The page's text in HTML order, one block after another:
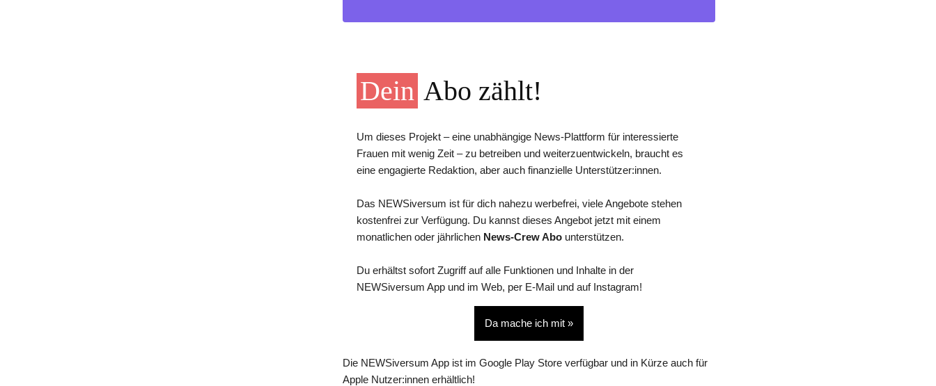
Dein Abo zählt!
Um dieses Projekt – eine unabhängige News-Plattform für interessierte
Frauen mit wenig Zeit – zu betreiben und weiterzuentwickeln, braucht es
eine engagierte Redaktion, aber auch finanzielle Unterstützer:innen.
Das NEWSiversum ist für dich nahezu werbefrei, viele Angebote stehen
kostenfrei zur Verfügung. Du kannst dieses Angebot jetzt mit einem
monatlichen oder jährlichen News-Crew Abo unterstützen.
Du erhältst sofort Zugriff auf alle Funktionen und Inhalte in der
NEWSiversum App und im Web, per E-Mail und auf Instagram!
Da mache ich mit »
Die NEWSiversum App ist im Google Play Store verfügbar und in Kürze auch für
Apple Nutzer:innen erhältlich!